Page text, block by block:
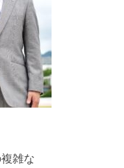
雑な